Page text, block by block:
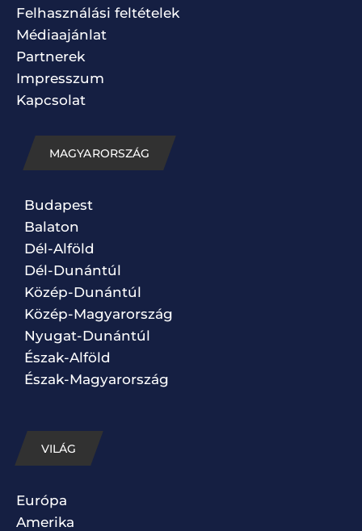
Felhasználási feltételek
Médiaajánlat
Partnerek
Impresszum
Kapcsolat
MAGYARORSZÁG
Budapest
Balaton
Dél-Alföld
Dél-Dunántúl
Közép-Dunántúl
Közép-Magyarország
Nyugat-Dunántúl
Észak-Alföld
Észak-Magyarország
VILÁG
Európa
Amerika